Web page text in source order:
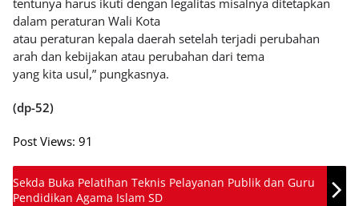
tentunya harus ikuti dengan legalitas misalnya ditetapkan
dalam peraturan Wali Kota
atau peraturan kepala daerah setelah terjadi perubahan
arah dan kebijakan atau perubahan dari tema
yang kita usul,” pungkasnya.
(dp-52)
Post Views: 91
Sekda Buka Pelatihan Teknis Pelayanan Publik dan Guru
Pendidikan Agama Islam SD